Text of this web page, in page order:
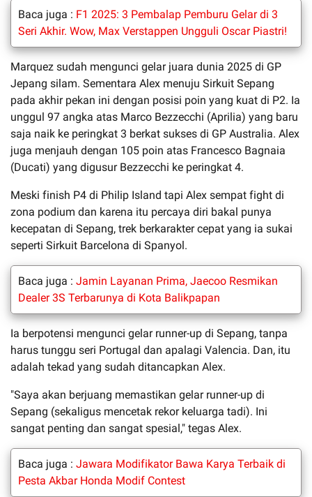
Baca juga : F1 2025: 3 Pembalap Pemburu Gelar di 3
Seri Akhir. Wow, Max Verstappen Ungguli Oscar Piastri!
Marquez sudah mengunci gelar juara dunia 2025 di GP
Jepang silam. Sementara Alex menuju Sirkuit Sepang
pada akhir pekan ini dengan posisi poin yang kuat di P2. Ia
unggul 97 angka atas Marco Bezzecchi (Aprilia) yang baru
saja naik ke peringkat 3 berkat sukses di GP Australia. Alex
juga menjauh dengan 105 poin atas Francesco Bagnaia
(Ducati) yang digusur Bezzecchi ke peringkat 4.
Meski finish P4 di Philip Island tapi Alex sempat fight di
zona podium dan karena itu percaya diri bakal punya
kecepatan di Sepang, trek berkarakter cepat yang ia sukai
seperti Sirkuit Barcelona di Spanyol.
Baca juga : Jamin Layanan Prima, Jaecoo Resmikan
Dealer 3S Terbarunya di Kota Balikpapan
Ia berpotensi mengunci gelar runner-up di Sepang, tanpa
harus tunggu seri Portugal dan apalagi Valencia. Dan, itu
adalah tekad yang sudah ditancapkan Alex.
"Saya akan berjuang memastikan gelar runner-up di
Sepang (sekaligus mencetak rekor keluarga tadi). Ini
sangat penting dan sangat spesial," tegas Alex.
Baca juga : Jawara Modifikator Bawa Karya Terbaik di
Pesta Akbar Honda Modif Contest